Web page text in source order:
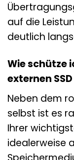
auf die
deutlich
Wie schütze
externen
Neben dem
selbst ist es
Ihrer
idealerweise